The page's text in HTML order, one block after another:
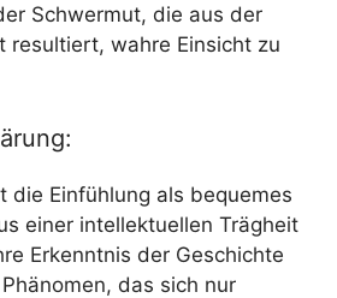
Schwermut, die aus der
resultiert, wahre Einsicht zu
die Einfühlung als bequemes
einer intellektuellen Trägheit
Erkenntnis der Geschichte
das sich nur